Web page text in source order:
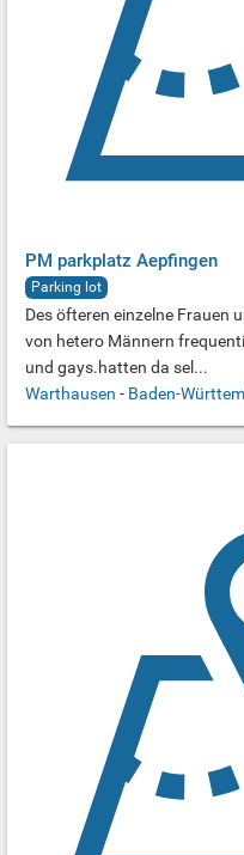
PM parkplatz Aepfingen
Parking lot
Des öfteren einzelne Frauen
von hetero Männern
und gays.hatten da sel...
Warthausen - Baden-